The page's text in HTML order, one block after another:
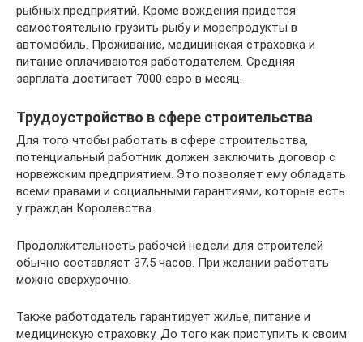
рыбных предприятий. Кроме вождения придется
самостоятельно грузить рыбу и морепродукты в
автомобиль. Проживание, медицинская страховка и
питание оплачиваются работодателем. Средняя
зарплата достигает 7000 евро в месяц.
Трудоустройство в сфере строительства
Для того чтобы работать в сфере строительства,
потенциальный работник должен заключить договор с
норвежским предприятием. Это позволяет ему обладать
всеми правами и социальными гарантиями, которые есть
у граждан Королевства.
Продолжительность рабочей недели для строителей
обычно составляет 37,5 часов. При желании работать
можно сверхурочно.
Также работодатель гарантирует жилье, питание и
медицинскую страховку. До того как приступить к своим